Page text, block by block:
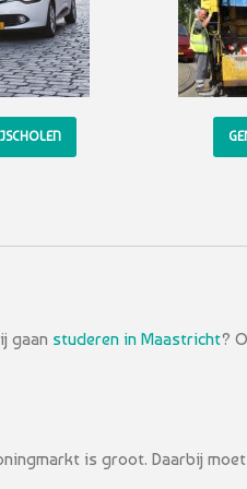
gaan studeren in Maastricht?
is groot. Daarbij